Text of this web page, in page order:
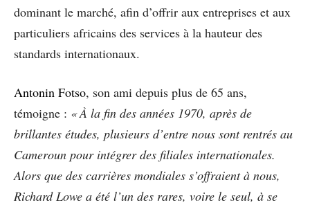
dominant le marché, afin d’offrir aux entreprises et aux
particuliers africains des services à la hauteur des
standards internationaux.
Antonin Fotso, son ami depuis plus de 65 ans,
témoigne : « À la fin des années 1970, après de
brillantes études, plusieurs d’entre nous sont rentrés au
Cameroun pour intégrer des filiales internationales.
Alors que des carrières mondiales s’offraient à nous,
Richard Lowe a été l’un des rares, voire le seul, à se